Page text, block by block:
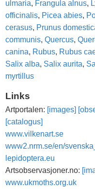
ulmaria, Frangula alnus,
officinalis, Picea abies,
cerasus, Prunus
communis, Quercus,
canina, Rubus, Rubus
Salix alba, Salix aurita,
myrtillus
Links
Artportalen: [images]
[catalogus]
www.vilkenart.se
www2.nrm.se/en/
lepidoptera.eu
Artsobservasjoner.no:
www.ukmoths.org.uk